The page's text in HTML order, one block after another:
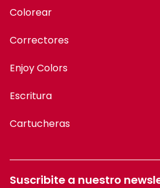
Colorear
Correctores
Enjoy Colors
Escritura
Cartucheras
Suscribite a nuestro